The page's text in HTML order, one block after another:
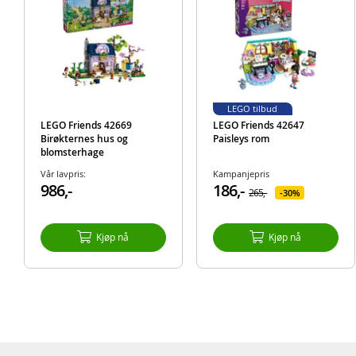
LEGO Friends 42669
Birøkternes hus og
blomsterhage
Vår lavpris:
986,-
Kjøp nå
LEGO Friends 42647
Paisleys rom
Kampanjepris
186,- 265,- 30%
Kjøp nå
LEGO tilbud